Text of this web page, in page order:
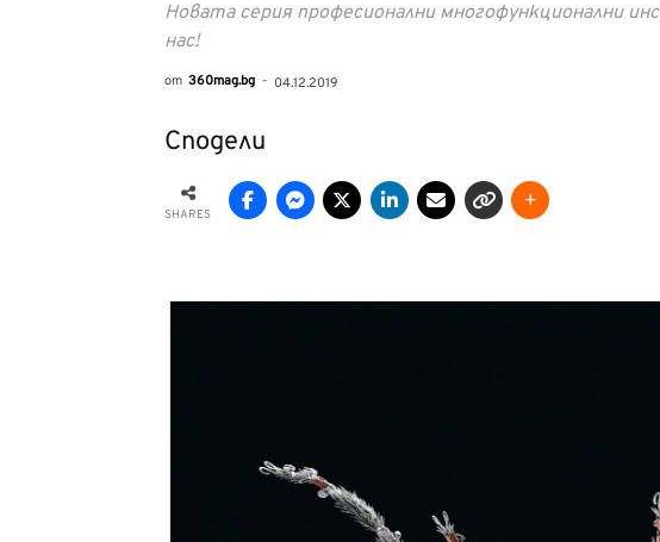
Новата серия професионални многофункционални
нас!
от 360mag.bg - 04.12.2019
Сподели
SHARES